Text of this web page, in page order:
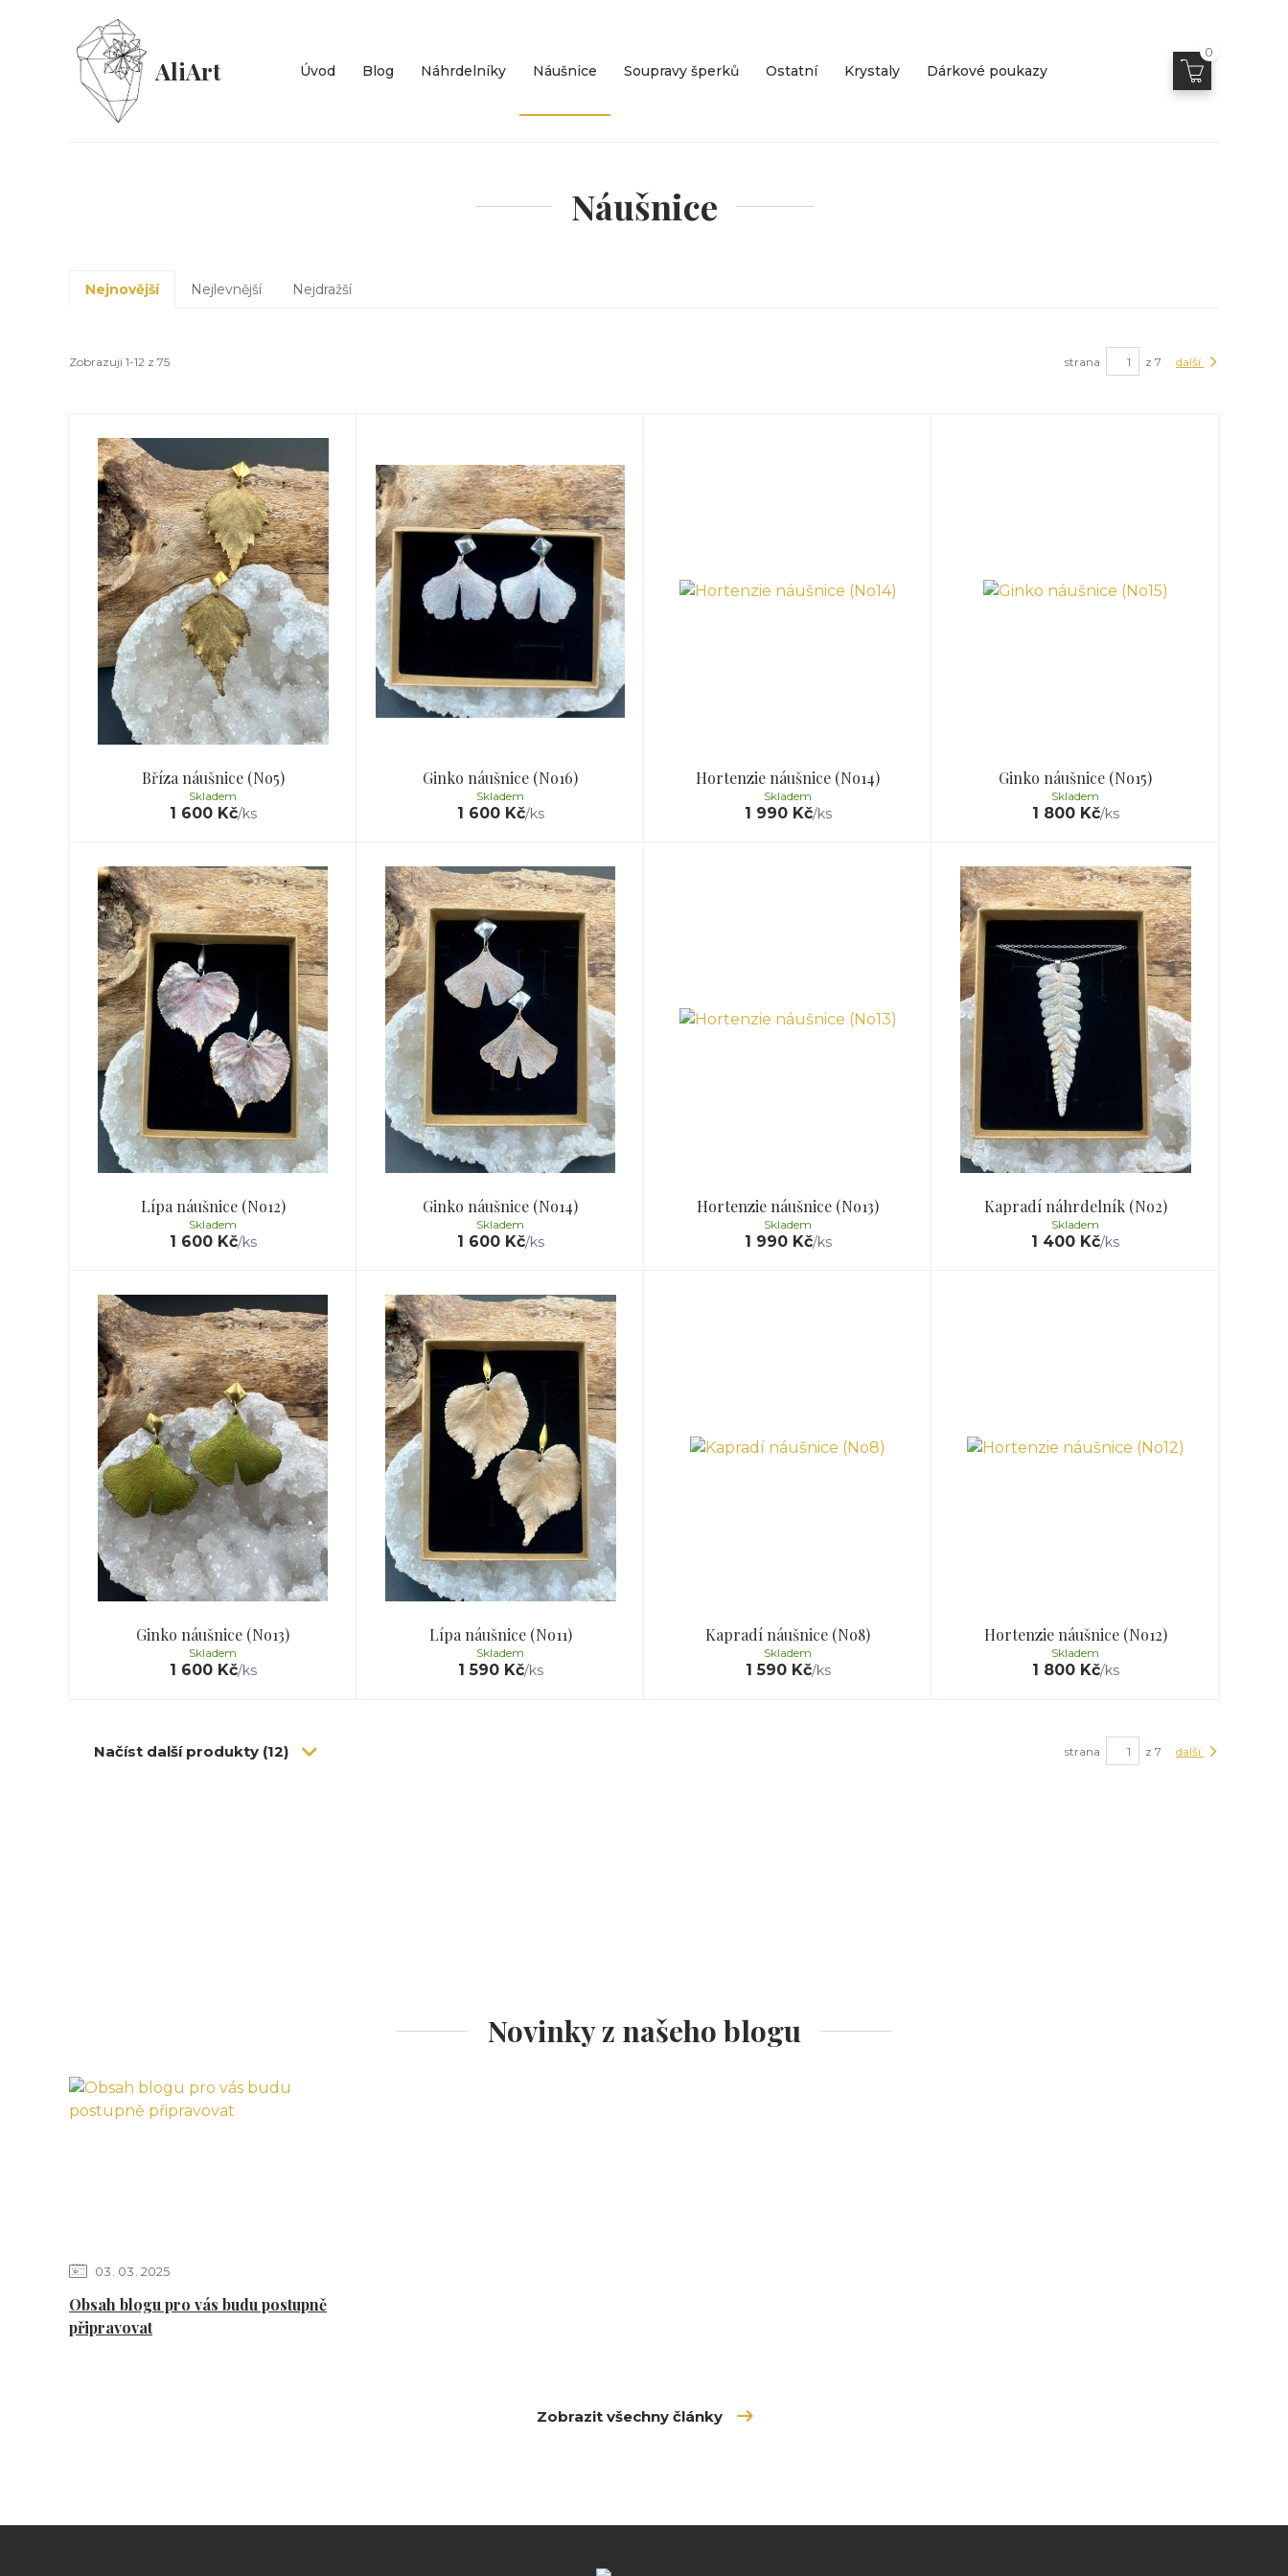
Úvod Blog Náhrdelníky Náušnice Soupravy šperků Ostatní Krystaly Dárkové poukazy
AliArt
0
Náušnice
Nejnovější Nejlevnější Nejdražší
Zobrazuji 1-12 z 75 strana z 7 další
Bříza náušnice (No5)
1 600 Kč/ks
Skladem
Ginko náušnice (No16)
1 600 Kč/ks
Skladem
Hortenzie náušnice (No14)
1 990 Kč/ks
Skladem
Ginko náušnice (No15)
1 800 Kč/ks
Skladem
Lípa náušnice (No12)
1 600 Kč/ks
Skladem
Ginko náušnice (No14)
1 600 Kč/ks
Skladem
Hortenzie náušnice (No13)
1 990 Kč/ks
Skladem
Kapradí náhrdelník (No2)
1 400 Kč/ks
Skladem
Ginko náušnice (No13)
1 600 Kč/ks
Skladem
Lípa náušnice (No11)
1 590 Kč/ks
Skladem
Kapradí náušnice (No8)
1 590 Kč/ks
Skladem
Hortenzie náušnice (No12)
1 800 Kč/ks
Skladem
Načíst další produkty (12) strana z 7 další
Novinky z našeho blogu
03 03 2025
Obsah blogu pro vás budu postupně
připravovat
Zobrazit všechny články